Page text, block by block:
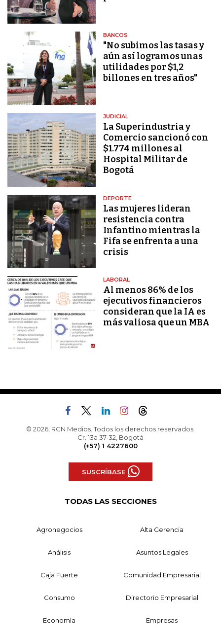
BANCOS
"No subimos las tasas y
aún así logramos unas
utilidades por $1,2
billones en tres años"
JUDICIAL
La Superindustria y
Comercio sancionó con
$1.774 millones al
Hospital Militar de
Bogotá
DEPORTE
Las mujeres lideran
resistencia contra
Infantino mientras la
Fifa se enfrenta a una
crisis
LABORAL
Al menos 86% de los
ejecutivos financieros
consideran que la IA es
más valiosa que un MBA
© 2026, RCN Medios. Todos los derechos reservados.
Cr. 13a 37-32, Bogotá
(+57) 1 4227600
SUSCRÍBASE
TODAS LAS SECCIONES
Agronegocios Alta Gerencia
Análisis Asuntos Legales
Caja Fuerte Comunidad Empresarial
Consumo Directorio Empresarial
Economía Empresas